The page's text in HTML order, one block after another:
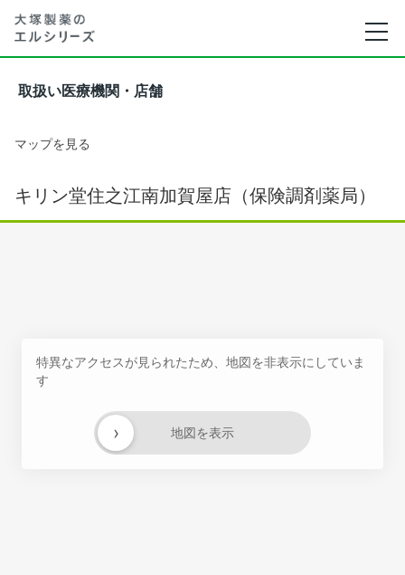
取扱い医療機関・店舗
マップを見る
キリン堂住之江南加賀屋店（保険調剤薬局）
特異なアクセスが見られたため、地図を非表示にしていま
す
地図を表示
›